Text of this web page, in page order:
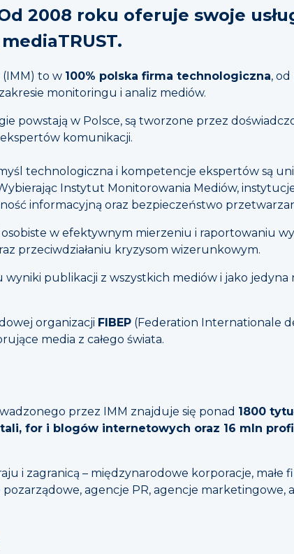
2008 roku oferuje swoje
to w 100% polska firma technologiczna,
monitoringu i analiz mediów.
powstają w Polsce, są tworzone przez
komunikacji.
technologiczna i kompetencje ekspertów są
Instytut Monitorowania Mediów,
informacyjną oraz bezpieczeństwo
w efektywnym mierzeniu i raportowaniu
przeciwdziałaniu kryzysom wizerunkowym.
publikacji z wszystkich mediów i jako jedyna
organizacji FIBEP (Federation Internationale
media z całego świata.
przez IMM znajduje się ponad 1800
for i blogów internetowych oraz 16 mln
i zagranicą – międzynarodowe korporacje, małe
agencje PR, agencje marketingowe,